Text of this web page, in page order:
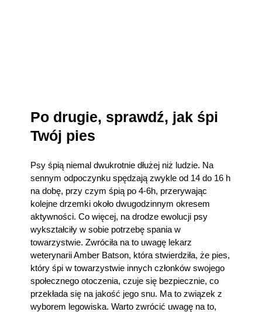
Po drugie, sprawdź, jak śpi
Twój pies
Psy śpią niemal dwukrotnie dłużej niż ludzie. Na
sennym odpoczynku spędzają zwykle od 14 do 16 h
na dobę, przy czym śpią po 4-6h, przerywając
kolejne drzemki około dwugodzinnym okresem
aktywności. Co więcej, na drodze ewolucji psy
wykształciły w sobie potrzebę spania w
towarzystwie. Zwróciła na to uwagę lekarz
weterynarii Amber Batson, która stwierdziła, że pies,
który śpi w towarzystwie innych członków swojego
społecznego otoczenia, czuje się bezpiecznie, co
przekłada się na jakość jego snu. Ma to związek z
wyborem legowiska. Warto zwrócić uwagę na to,